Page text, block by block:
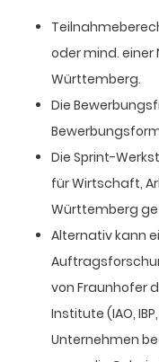
oder mind. einer
Württemberg.
Die
Die Sprint-
für Wirtschaft,
Württemberg
Alternativ kann
von Fraunhofer
Institute (IAO,
Unternehmen